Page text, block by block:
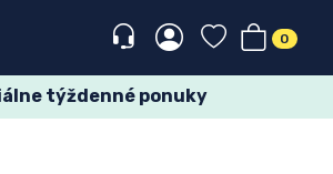
0
týždenné ponuky